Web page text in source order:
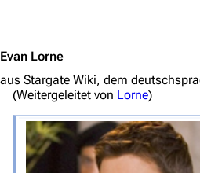
3639 2133
Evan Lorne
aus Stargate Wiki, dem
(Weitergeleitet von Lorne)